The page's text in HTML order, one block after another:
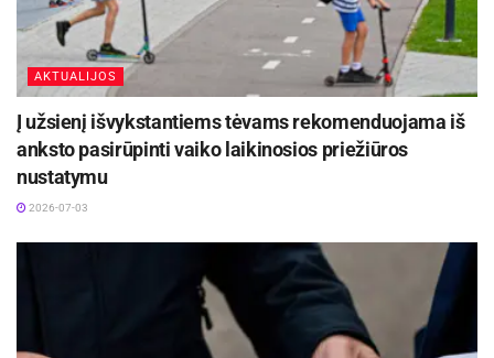
AKTUALIJOS
Į užsienį išvykstantiems tėvams rekomenduojama iš
anksto pasirūpinti vaiko laikinosios priežiūros
nustatymu
2026-07-03